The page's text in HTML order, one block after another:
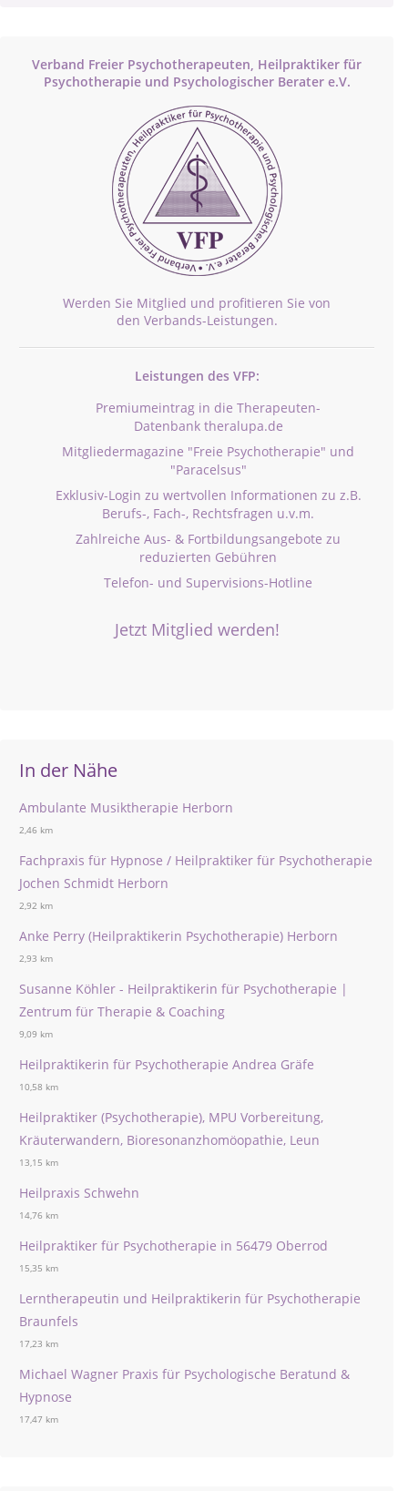
Verband Freier Psychotherapeuten, Heilpraktiker für
Psychotherapie und Psychologischer Berater e.V.
Werden Sie Mitglied und profitieren Sie von
den Verbands-Leistungen.
Leistungen des VFP:
Premiumeintrag in die Therapeuten-
Datenbank theralupa.de
Mitgliedermagazine "Freie Psychotherapie" und
"Paracelsus"
Exklusiv-Login zu wertvollen Informationen zu z.B.
Berufs-, Fach-, Rechtsfragen u.v.m.
Zahlreiche Aus- & Fortbildungsangebote zu
reduzierten Gebühren
Telefon- und Supervisions-Hotline
Jetzt Mitglied werden!
In der Nähe
Ambulante Musiktherapie Herborn
2,46 km
Fachpraxis für Hypnose / Heilpraktiker für Psychotherapie
Jochen Schmidt Herborn
2,92 km
Anke Perry (Heilpraktikerin Psychotherapie) Herborn
2,93 km
Susanne Köhler - Heilpraktikerin für Psychotherapie |
Zentrum für Therapie & Coaching
9,09 km
Heilpraktikerin für Psychotherapie Andrea Gräfe
10,58 km
Heilpraktiker (Psychotherapie), MPU Vorbereitung,
Kräuterwandern, Bioresonanzhomöopathie, Leun
13,15 km
Heilpraxis Schwehn
14,76 km
Heilpraktiker für Psychotherapie in 56479 Oberrod
15,35 km
Lerntherapeutin und Heilpraktikerin für Psychotherapie
Braunfels
17,23 km
Michael Wagner Praxis für Psychologische Beratund &
Hypnose
17,47 km